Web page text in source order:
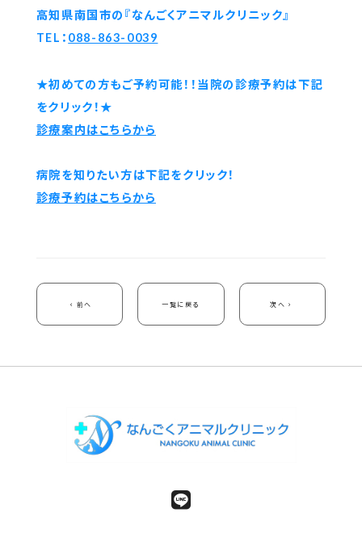
高知県南国市の『なんごくアニマルクリニック』
TEL： 088-863-0039
★初めての方もご予約可能！！当院の診療予約は下記
をクリック！★
診療案内はこちらから
病院を知りたい方は下記をクリック！
診療予約はこちらから
前へ 一覧に戻る 次へ